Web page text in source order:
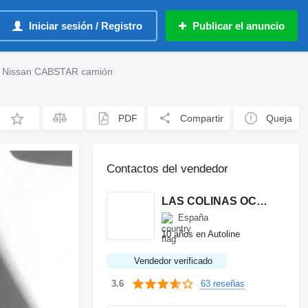
Iniciar sesión / Registro Publicar el anuncio
CABSTAR camión
PDF Compartir Queja
Contactos del vendedor
LAS COLINAS OCASION, S.L.
España
10 años en Autoline
Vendedor verificado
3.6 63 reseñas